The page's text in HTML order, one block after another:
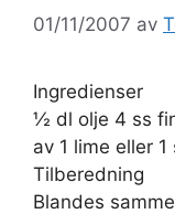
01/11/2007 av
Ingredienser
½ dl olje 4 ss
av 1 lime eller
Tilberedning
Blandes